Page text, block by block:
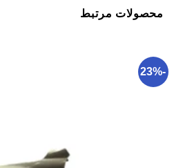
محصولات مرتبط
-23%